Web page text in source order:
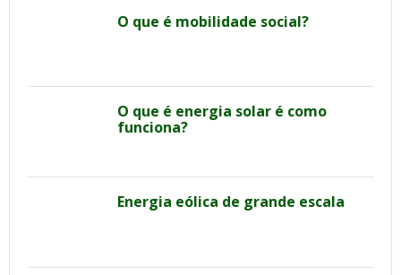
O que é mobilidade social?
O que é energia solar é como
funciona?
Energia eólica de grande escala